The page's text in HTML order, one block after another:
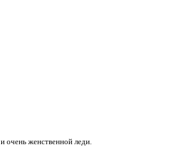
очень женственной леди.